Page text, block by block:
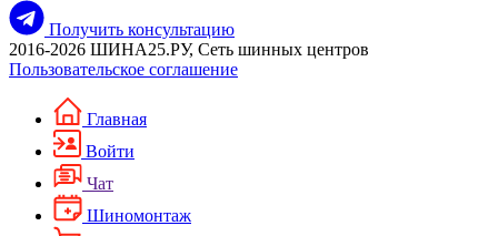
Получить консультацию
2016-2026 ШИНА25.РУ, Сеть шинных центров
Пользовательское соглашение
Главная
Войти
Чат
Шиномонтаж